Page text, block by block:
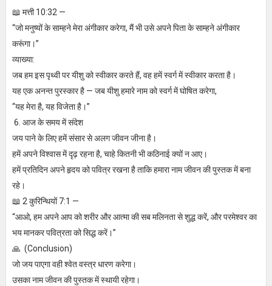
📖 मत्ती 10:32 —
“जो मनुष्यों के साम्हने मेरा अंगीकार करेगा, मैं भी उसे अपने पिता के साम्हने अंगीकार
करूंगा।”
व्याख्या:
जब हम इस पृथ्वी पर यीशु को स्वीकार करते हैं, वह हमें स्वर्ग में स्वीकार करता है।
यह एक अनन्त पुरस्कार है — जब यीशु हमारे नाम को स्वर्ग में घोषित करेगा,
“यह मेरा है, यह विजेता है।”
6. आज के समय में संदेश
जय पाने के लिए हमें संसार से अलग जीवन जीना है।
हमें अपने विश्वास में दृढ़ रहना है, चाहे कितनी भी कठिनाई क्यों न आए।
हमें प्रतिदिन अपने हृदय को पवित्र रखना है ताकि हमारा नाम जीवन की पुस्तक में बना
रहे।
📖 2 कुरिन्थियों 7:1 —
“आओ, हम अपने आप को शरीर और आत्मा की सब मलिनता से शुद्ध करें, और परमेश्वर का
भय मानकर पवित्रता को सिद्ध करें।”
🙏 (Conclusion)
जो जय पाएगा वही श्वेत वस्त्र धारण करेगा।
उसका नाम जीवन की पुस्तक में स्थायी रहेगा।